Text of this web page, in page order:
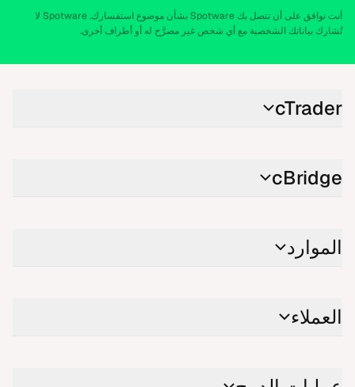
أنت توافق على أن تتصل بك Spotware بشأن موضوع استفسارك. Spotware لا
تُشارك بياناتك الشخصية مع أي شخص غير مصرَّح له أو أطراف أخرى.
cTrader
cBridge
الموارد
العملاء